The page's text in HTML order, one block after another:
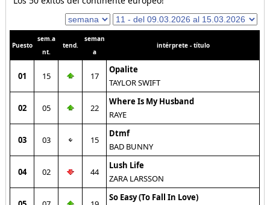
Puesto
sem.a
nt.
tend.
seman
a
intérprete - título
01 15 17
Opalite
TAYLOR SWIFT
02 05 22
Where Is My Husband
RAYE
03 03 15
Dtmf
BAD BUNNY
04 02 44
Lush Life
ZARA LARSSON
So Easy (To Fall In Love)